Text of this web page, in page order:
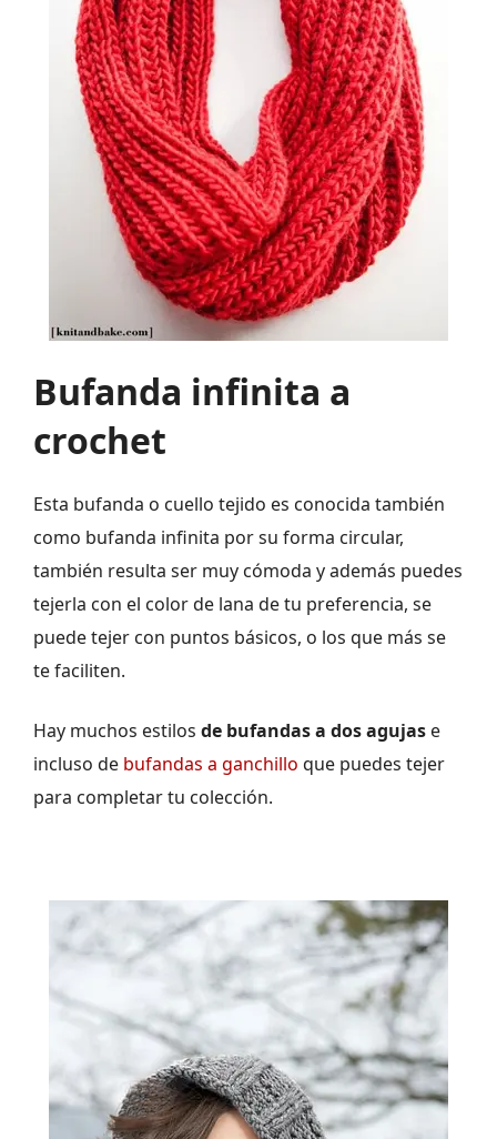
Bufanda infinita a
crochet
Esta bufanda o cuello tejido es conocida también
como bufanda infinita por su forma circular,
también resulta ser muy cómoda y además puedes
tejerla con el color de lana de tu preferencia, se
puede tejer con puntos básicos, o los que más se
te faciliten.
Hay muchos estilos de bufandas a dos agujas e
incluso de bufandas a ganchillo que puedes tejer
para completar tu colección.